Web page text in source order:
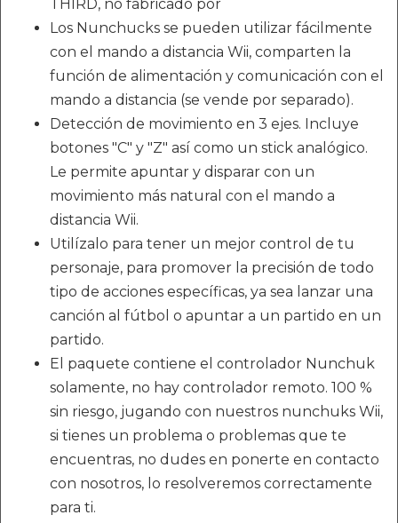
THIRD, no fabricado por
Los Nunchucks se pueden utilizar fácilmente
con el mando a distancia Wii, comparten la
función de alimentación y comunicación con el
mando a distancia (se vende por separado).
Detección de movimiento en 3 ejes. Incluye
botones "C" y "Z" así como un stick analógico.
Le permite apuntar y disparar con un
movimiento más natural con el mando a
distancia Wii.
Utilízalo para tener un mejor control de tu
personaje, para promover la precisión de todo
tipo de acciones específicas, ya sea lanzar una
canción al fútbol o apuntar a un partido en un
partido.
El paquete contiene el controlador Nunchuk
solamente, no hay controlador remoto. 100 %
sin riesgo, jugando con nuestros nunchuks Wii,
si tienes un problema o problemas que te
encuentras, no dudes en ponerte en contacto
con nosotros, lo resolveremos correctamente
para ti.